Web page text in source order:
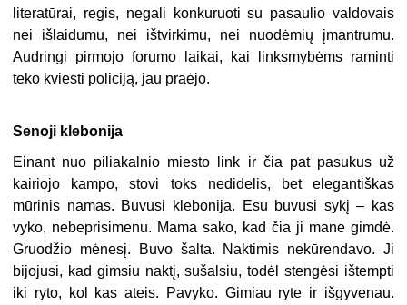
literatūrai, regis, negali konkuruoti su pasaulio valdovais
nei išlaidumu, nei ištvirkimu, nei nuodėmių įmantrumu.
Audringi pirmojo forumo laikai, kai linksmybėms raminti
teko kviesti policiją, jau praėjo.
Senoji klebonija
Einant nuo piliakalnio miesto link ir čia pat pasukus už
kairiojo kampo, stovi toks nedidelis, bet elegantiškas
mūrinis namas. Buvusi klebonija. Esu buvusi sykį – kas
vyko, nebeprisimenu. Mama sako, kad čia ji mane gimdė.
Gruodžio mėnesį. Buvo šalta. Naktimis nekūrendavo. Ji
bijojusi, kad gimsiu naktį, sušalsiu, todėl stengėsi ištempti
iki ryto, kol kas ateis. Pavyko. Gimiau ryte ir išgyvenau.